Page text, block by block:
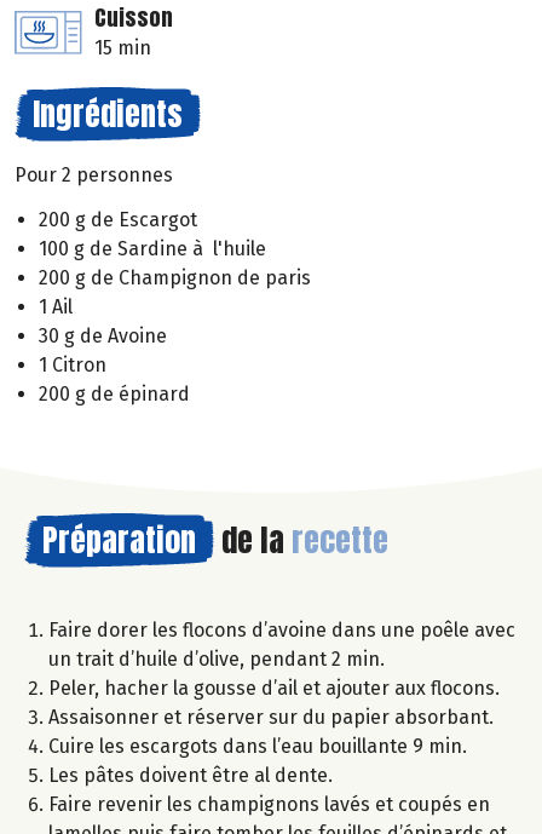
Cuisson
15 min
Ingrédients
Pour 2 personnes
200 g de Escargot
100 g de Sardine à l'huile
200 g de Champignon de paris
1 Ail
30 g de Avoine
1 Citron
200 g de épinard
Préparation de la recette
Faire dorer les flocons d’avoine dans une poêle avec
un trait d’huile d’olive, pendant 2 min.
Peler, hacher la gousse d’ail et ajouter aux flocons.
Assaisonner et réserver sur du papier absorbant.
Cuire les escargots dans l’eau bouillante 9 min.
Les pâtes doivent être al dente.
Faire revenir les champignons lavés et coupés en